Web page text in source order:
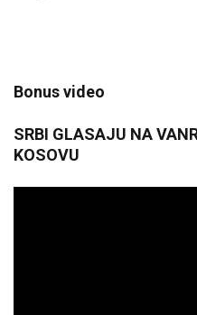
Bonus video
SRBI GLASAJU NA
KOSOVU